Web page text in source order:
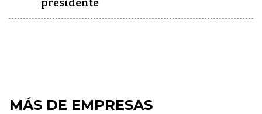
presidente
MÁS DE EMPRESAS